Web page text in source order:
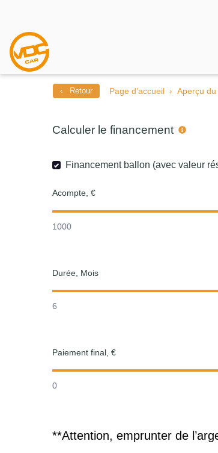
‹ Retour Page d’accueil Aperçu
Calculer le financement
Financement ballon (avec valeur
Acompte, €
1000
Durée, Mois
6
Paiement final, €
0
**Attention, emprunter de